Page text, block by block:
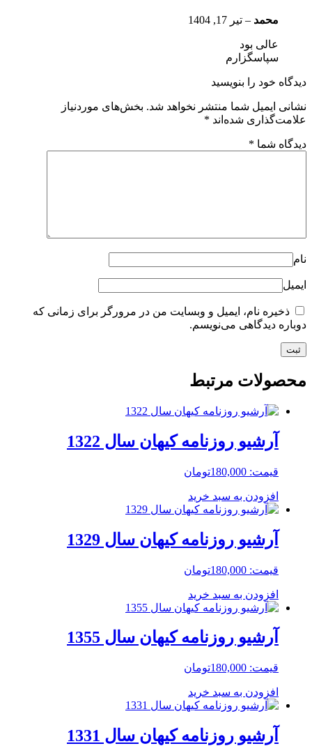
محمد – تیر 17, 1404
عالی بود
سپاسگزارم
دیدگاه خود را بنویسید
نشانی ایمیل شما منتشر نخواهد شد. بخش‌های موردنیاز
علامت‌گذاری شده‌اند *
دیدگاه شما *
نام
ایمیل
ذخیره نام، ایمیل و وبسایت من در مرورگر برای زمانی که
دوباره دیدگاهی می‌نویسم.
محصولات مرتبط
آرشیو روزنامه کیهان سال 1322
قیمت: 180,000تومان
افزودن به سبد خرید
آرشیو روزنامه کیهان سال 1329
قیمت: 180,000تومان
افزودن به سبد خرید
آرشیو روزنامه کیهان سال 1355
قیمت: 180,000تومان
افزودن به سبد خرید
آرشیو روزنامه کیهان سال 1331